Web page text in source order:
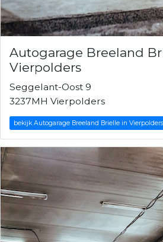
Autogarage Breeland
Vierpolders
Seggelant-Oost 9
3237MH Vierpolders
bekijk Autogarage Breeland Brielle in Vierpolders